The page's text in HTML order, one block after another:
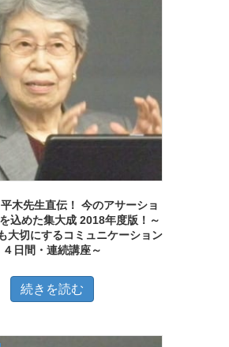
し
た。
で
す。
木先生直伝！ 今のアサーショ
込めた集大成 2018年度版！～
大切にするコミュニケーション
４日間・連続講座～
続きを読む